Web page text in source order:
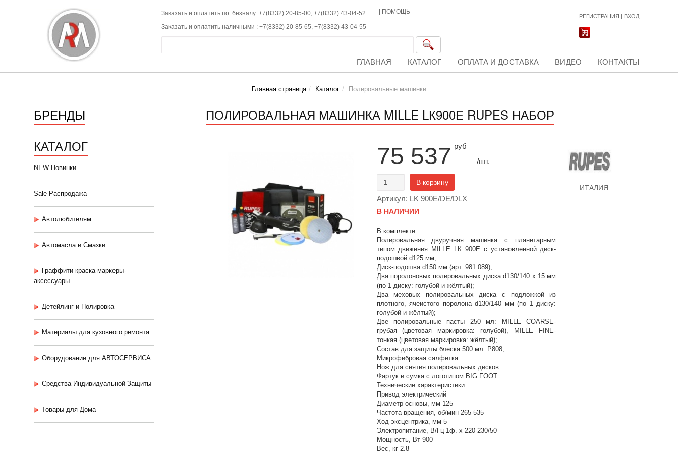
Заказать и оплатить по безналу: +7(8332) 20-85-00, +7(8332) 43-04-52
Заказать и оплатить наличными : +7(8332) 20-85-65, +7(8332) 43-04-55
ПОМОЩЬ
РЕГИСТРАЦИЯ | ВХОД
ГЛАВНАЯ КАТАЛОГ ОПЛАТА И ДОСТАВКА ВИДЕО КОНТАКТЫ
Главная страница Каталог Полировальные машинки
БРЕНДЫ
КАТАЛОГ
NEW Новинки
Sale Распродажа
Автолюбителям
Автомасла и Смазки
Граффити краска-маркеры-
аксессуары
Детейлинг и Полировка
Материалы для кузовного ремонта
Оборудование для АВТОСЕРВИСА
Средства Индивидуальной Защиты
Товары для Дома
ПОЛИРОВАЛЬНАЯ МАШИНКА MILLE LК900Е RUPES НАБОР
75 537 руб
/шт.
В корзину
Артикул: LK 900E/DE/DLX
В НАЛИЧИИ
В комплекте:
Полировальная двуручная машинка с планетарным
типом движения MILLE LК 900Е с установленной диск-
подошвой d125 мм;
Диск-подошва d150 мм (арт. 981.089);
Два поролоновых полировальных диска d130/140 х 15 мм
(по 1 диску: голубой и жёлтый);
Два меховых полировальных диска с подложкой из
плотного, ячеистого поролона d130/140 мм (по 1 диску:
голубой и жёлтый);
Две полировальные пасты 250 мл: MILLE COARSE-
грубая (цветовая маркировка: голубой), MILLE FINE-
тонкая (цветовая маркировка: жёлтый);
Состав для защиты блеска 500 мл: Р808;
Микрофибровая салфетка.
Нож для снятия полировальных дисков.
Фартук и сумка с логотипом BIG FOOT.
Технические характеристики
Привод электрический
Диаметр основы, мм 125
Частота вращения, об/мин 265-535
Ход эксцентрика, мм 5
Электропитание, В/Гц 1ф. х 220-230/50
Мощность, Вт 900
Вес, кг 2.8
ИТАЛИЯ